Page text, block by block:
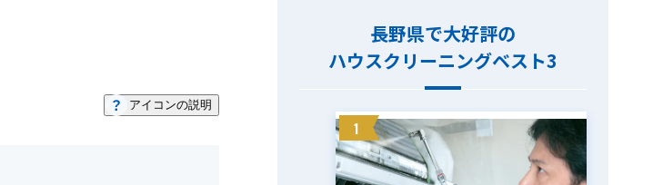
アイコンの説明
長野県で大好評の
ハウスクリーニングベスト3
1